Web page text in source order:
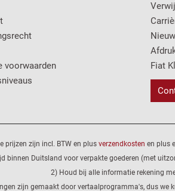
voorwaarden
Fiat
prijzen zijn incl. BTW en plus verzendkosten en plus
binnen Duitsland voor verpakte goederen (met
2) Houd bij alle informatie rekening
zijn gemaakt door vertaalprogramma's, dus we